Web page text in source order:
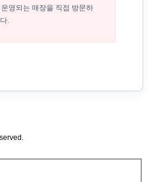
영되는 매장을 직접 방문하
.